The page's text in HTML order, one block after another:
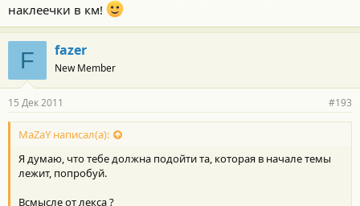
наклеечки в км!
F fazer
New Member
15 Дек 2011 #193
MaZaY написал(а):
Я думаю, что тебе должна подойти та, которая в начале темы
лежит, попробуй.
Всмысле от лекса ?